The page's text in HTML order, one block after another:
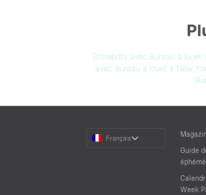
Entrepôts avec Bureau à louer
avec Bureau à louer à New
Choose
Français
Guide
Week